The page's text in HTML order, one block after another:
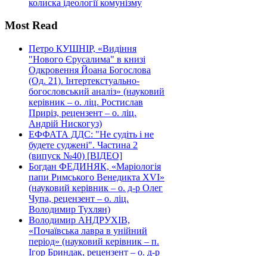
колиска ідеології комунізму
Most Read
Петро КУШНІР, «Видіння
"Нового Єрусалима" в книзі
Одкровення Йоана Богослова
(Од. 21). Інтертекстуально-
богословський аналіз» (науковий
керівник – о. ліц. Ростислав
Приріз, рецензент – о. ліц.
Андрій Нискогуз)
ЕФФАТА ДДС: "Не судіть і не
будете суджені". Частина 2
(випуск №40) [ВІДЕО]
Богдан ФЕДИНЯК, «Маріологія
папи Римського Венедикта XVI»
(науковий керівник – о. д-р Олег
Чупа, рецензент – о. ліц.
Володимир Тухлян)
Володимир АНДРУХІВ,
«Почаївська лавра в унійний
період» (науковий керівник – п.
Ігор Бриндак, рецензент – о. д-р